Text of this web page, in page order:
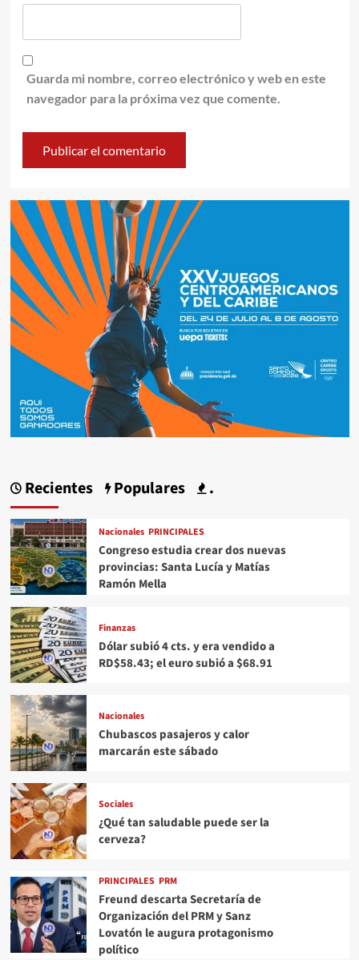
Guarda mi nombre, correo electrónico y web en este
navegador para la próxima vez que comente.
Recientes Populares .
Nacionales PRINCIPALES
Congreso estudia crear dos nuevas
provincias: Santa Lucía y Matías
Ramón Mella
Finanzas
Dólar subió 4 cts. y era vendido a
RD$58.43; el euro subió a $68.91
Nacionales
Chubascos pasajeros y calor
marcarán este sábado
Sociales
¿Qué tan saludable puede ser la
cerveza?
PRINCIPALES PRM
Freund descarta Secretaría de
Organización del PRM y Sanz
Lovatón le augura protagonismo
político